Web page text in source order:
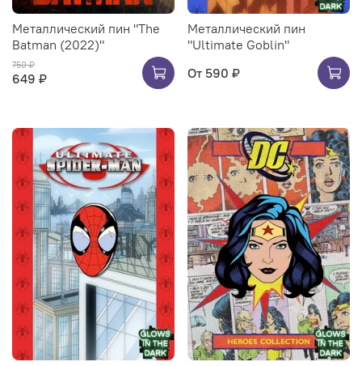
Металлический пин "The
Batman (2022)"
750 ₽
649 ₽
Металлический пин
"Ultimate Goblin"
От 590 ₽